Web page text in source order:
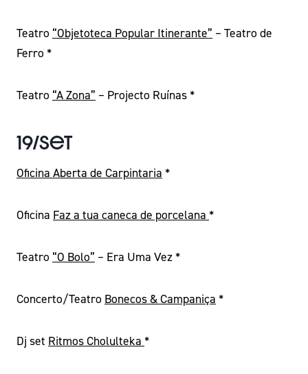
Teatro “Objetoteca Popular Itinerante” – Teatro de
Ferro *
Teatro “A Zona” – Projecto Ruínas *
19/Set
Oficina Aberta de Carpintaria *
Oficina Faz a tua caneca de porcelana *
Teatro “O Bolo” – Era Uma Vez *
Concerto/Teatro Bonecos & Campaniça *
Dj set Ritmos Cholulteka *